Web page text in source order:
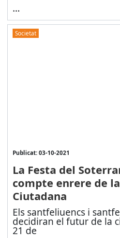
...
Societat
Publicat: 03-10-2021
La Festa del
compte enrere de
Ciutadana
Els santfeliuencs i
decidiran el futur de la
21 de